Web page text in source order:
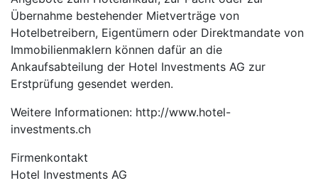
Übernahme bestehender Mietverträge von
Hotelbetreibern, Eigentümern oder Direktmandate von
Immobilienmaklern können dafür an die
Ankaufsabteilung der Hotel Investments AG zur
Erstprüfung gesendet werden.
Weitere Informationen: http://www.hotel-
investments.ch
Firmenkontakt
Hotel Investments AG